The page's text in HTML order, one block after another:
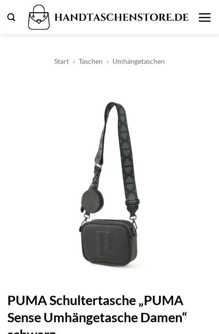
Inhalt
Start » Taschen » Umhängetaschen
PUMA Schultertasche „PUMA
Sense Umhängetasche Damen“